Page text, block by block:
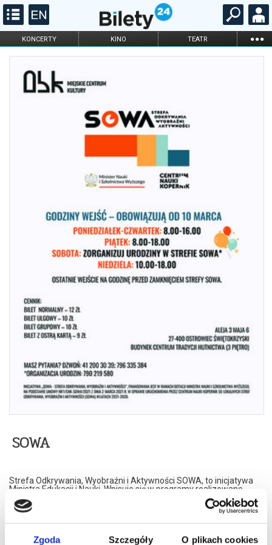
Zgoda Szczegóły O plikach cookies
KONCERTY KINO TEATR ...
FILHARMONIA OPERA I BALET
DLA DZIECI
SOWA
Strefa Odkrywania, Wyobraźni i Aktywności SOWA, to inicjatywa
Ministra Edukacji i Nauki. Wpisuje się w programy realizowane
przez Ministra w ramach Społecznej Odpowiedzialności Nauki,
mające na celu popularyzację i upowszechnianie nauki oraz badań
naukowych.
SOWA w Ostrowcu Świętokrzyskim realizuje ideę uczenia się
eksperymentowaniu. Metoda ta umożliwia poszerzenie wiedzy, a